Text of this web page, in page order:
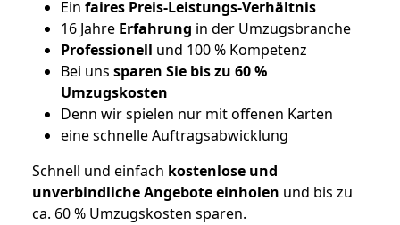
Ein faires Preis-Leistungs-Verhältnis
16 Jahre Erfahrung in der Umzugsbranche
Professionell und 100 % Kompetenz
Bei uns sparen Sie bis zu 60 %
Umzugskosten
Denn wir spielen nur mit offenen Karten
eine schnelle Auftragsabwicklung
Schnell und einfach kostenlose und
unverbindliche Angebote einholen und bis zu
ca. 60 % Umzugskosten sparen.